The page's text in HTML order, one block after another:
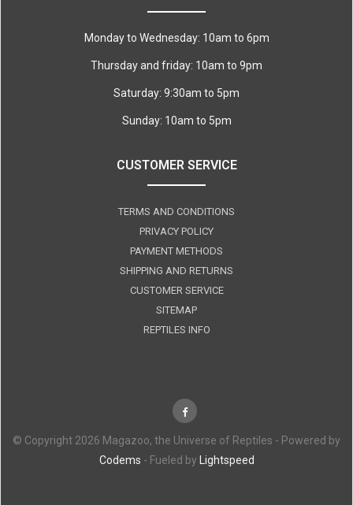
Monday to Wednesday: 10am to 6pm
Thursday and friday: 10am to 9pm
Saturday: 9:30am to 5pm
Sunday: 10am to 5pm
CUSTOMER SERVICE
TERMS AND CONDITIONS
PRIVACY POLICY
PAYMENT METHODS
SHIPPING AND RETURNS
CUSTOMER SERVICE
SITEMAP
REPTILES INFO
© Copyright 2026 Magazoo, the Universe of Reptiles - Powered by
Codems - Fueled by Lightspeed